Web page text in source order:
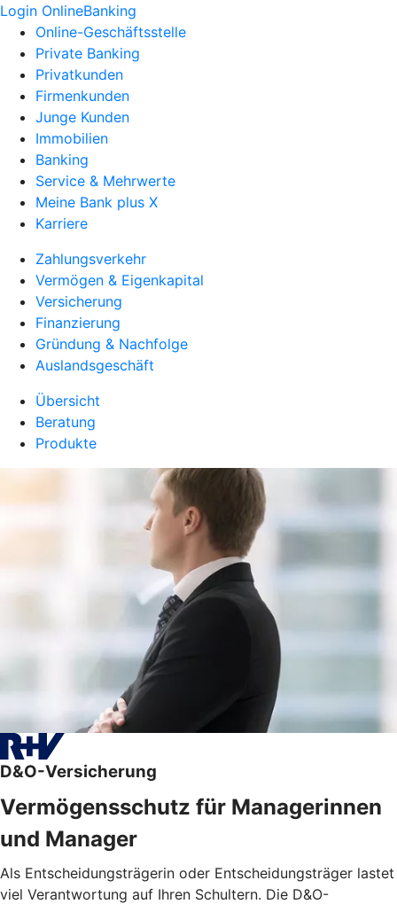
Login OnlineBanking
Online-Geschäftsstelle
Private Banking
Privatkunden
Firmenkunden
Junge Kunden
Immobilien
Banking
Service & Mehrwerte
Meine Bank plus X
Karriere
Zahlungsverkehr
Vermögen & Eigenkapital
Versicherung
Finanzierung
Gründung & Nachfolge
Auslandsgeschäft
Übersicht
Beratung
Produkte
D&O-Versicherung
Vermögensschutz für Managerinnen
und Manager
Als Entscheidungsträgerin oder Entscheidungsträger lastet
viel Verantwortung auf Ihren Schultern. Die D&O-